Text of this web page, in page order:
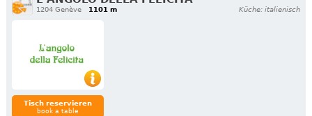
1204 Genève 1101 m Küche: italienisch
Tisch reservieren
book a table